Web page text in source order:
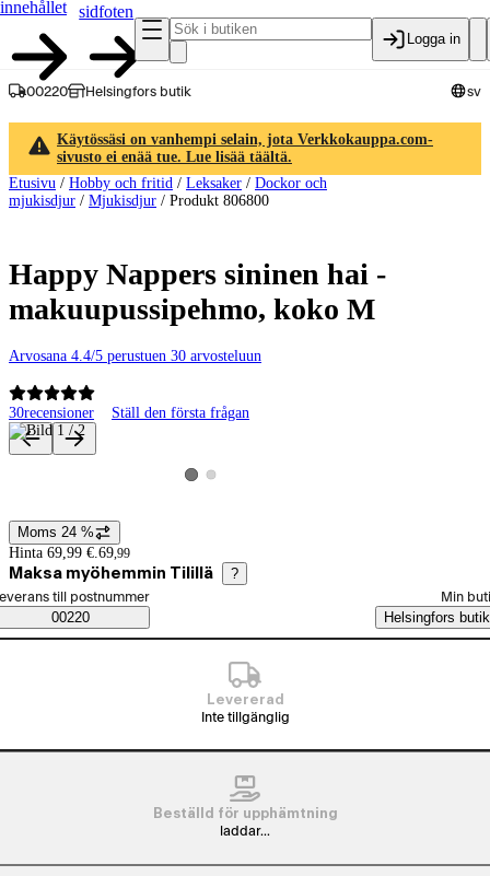
innehållet
sidfoten
Logga in
00220 Helsingfors butik sv
Käytössäsi on vanhempi selain, jota Verkkokauppa.com-
sivusto ei enää tue. Lue lisää täältä.
Etusivu / Hobby och fritid / Leksaker / Dockor och
mjukisdjur / Mjukisdjur / Produkt 806800
Happy Nappers sininen hai -
makuupussipehmo, koko M
Arvosana 4.4/5 perustuen 30 arvosteluun
30recensioner Ställ den första frågan
Produktbilder och videor
Visa produktbild 1
Visa produktbild 2
Prisinformation
Moms 24 %
Hinta 69,99 €. 69,99
Maksa myöhemmin Tilillä ?
Saatavuustiedot
beställningssätt
till postnummer
00220
Min
Helsingfors butik
Levererad
Inte tillgänglig
Beställd för upphämtning
laddar...